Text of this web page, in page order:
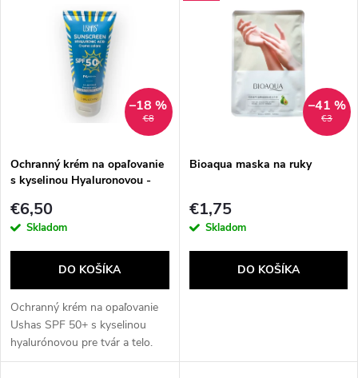
e
p
r
o
d
Najpredávanejšie
Abecedne
s
p
r
d
u
€8
–18 %
Ochranný krém na opaľovanie
s kyselinou Hyaluronovou -
€6,50
Skladom
DO KOŠÍKA
Ochranný krém na opaľovanie
Ushas SPF 50+ s kyselinou
hyalurónovou pre tvár a telo.
Vysoká ochrana proti UV
€3
–41 %
Bioaqua maska na ruky
€1,75
Skladom
DO KOŠÍKA